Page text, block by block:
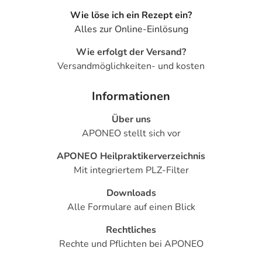
Wie löse ich ein Rezept ein?
Alles zur Online-Einlösung
Wie erfolgt der Versand?
Versandmöglichkeiten- und kosten
Informationen
Über uns
APONEO stellt sich vor
APONEO Heilpraktikerverzeichnis
Mit integriertem PLZ-Filter
Downloads
Alle Formulare auf einen Blick
Rechtliches
Rechte und Pflichten bei APONEO